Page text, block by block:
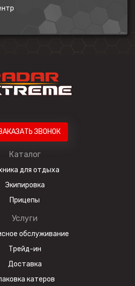
ЗВОНОК
Каталог
для отдыха
Экипировка
Прицепы
Услуги
обслуживание
Трейд-ин
Доставка
катеров